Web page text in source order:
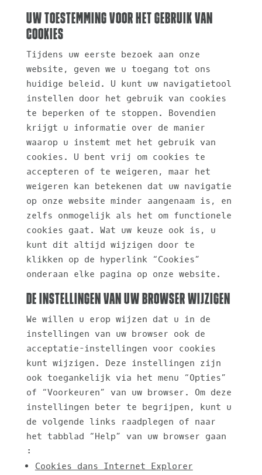
Uw toestemming voor het gebruik van
cookies
Tijdens uw eerste bezoek aan onze
website, geven we u toegang tot ons
huidige beleid. U kunt uw navigatietool
instellen door het gebruik van cookies
te beperken of te stoppen. Bovendien
krijgt u informatie over de manier
waarop u instemt met het gebruik van
cookies. U bent vrij om cookies te
accepteren of te weigeren, maar het
weigeren kan betekenen dat uw navigatie
op onze website minder aangenaam is, en
zelfs onmogelijk als het om functionele
cookies gaat. Wat uw keuze ook is, u
kunt dit altijd wijzigen door te
klikken op de hyperlink “Cookies”
onderaan elke pagina op onze website.
De instellingen van uw browser wijzigen
We willen u erop wijzen dat u in de
instellingen van uw browser ook de
acceptatie-instellingen voor cookies
kunt wijzigen. Deze instellingen zijn
ook toegankelijk via het menu “Opties”
of “Voorkeuren” van uw browser. Om deze
instellingen beter te begrijpen, kunt u
de volgende links raadplegen of naar
het tabblad “Help” van uw browser gaan
:
Cookies dans Internet Explorer